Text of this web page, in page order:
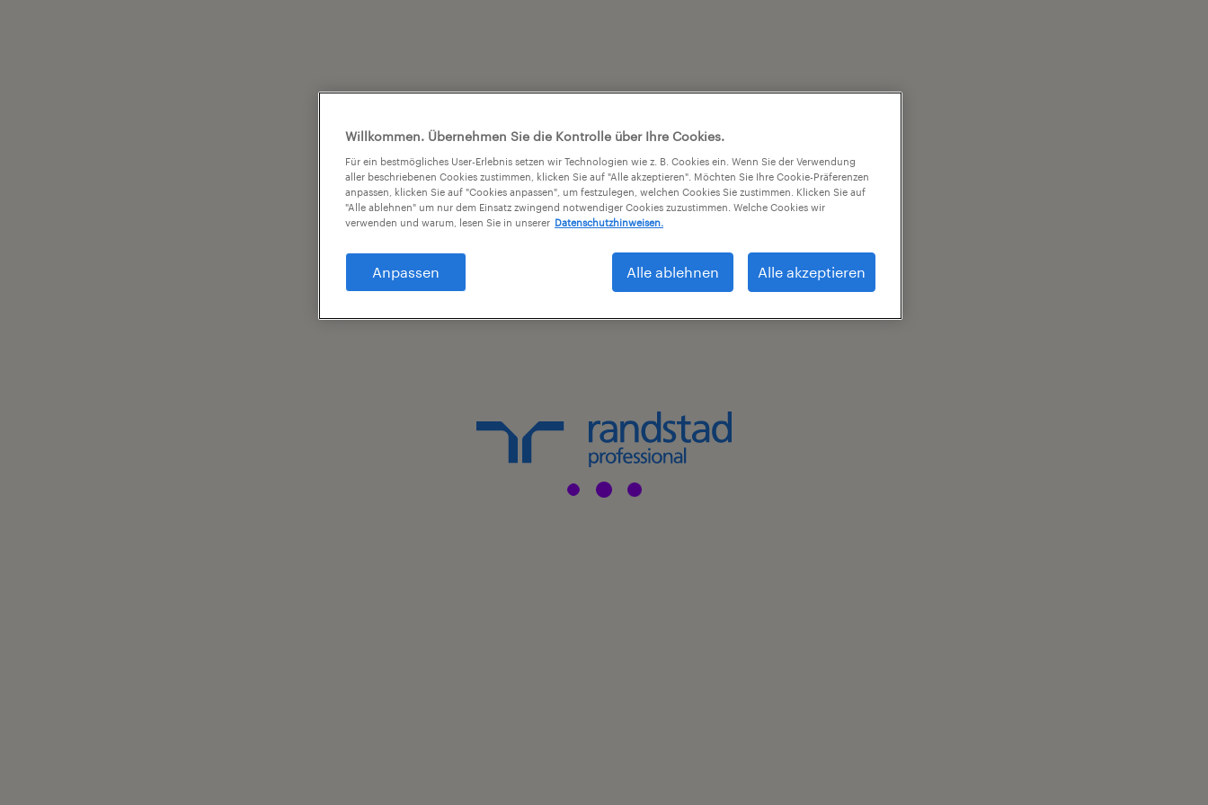
Willkommen. Übernehmen Sie die Kontrolle über Ihre Cookies.
Für ein bestmögliches User-Erlebnis setzen wir Technologien wie z. B. Cookies ein. Wenn Sie der Verwendung
aller beschriebenen Cookies zustimmen, klicken Sie auf "Alle akzeptieren". Möchten Sie Ihre Cookie-Präferenzen
anpassen, klicken Sie auf "Cookies anpassen", um festzulegen, welchen Cookies Sie zustimmen. Klicken Sie auf
"Alle ablehnen" um nur dem Einsatz zwingend notwendiger Cookies zuzustimmen. Welche Cookies wir
verwenden und warum, lesen Sie in unserer Datenschutzhinweisen.
Anpassen Alle ablehnen Alle akzeptieren